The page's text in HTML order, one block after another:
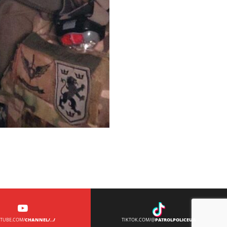
CHANNEL/../ TIKTOK.COM/@PATROLPOLICEUA